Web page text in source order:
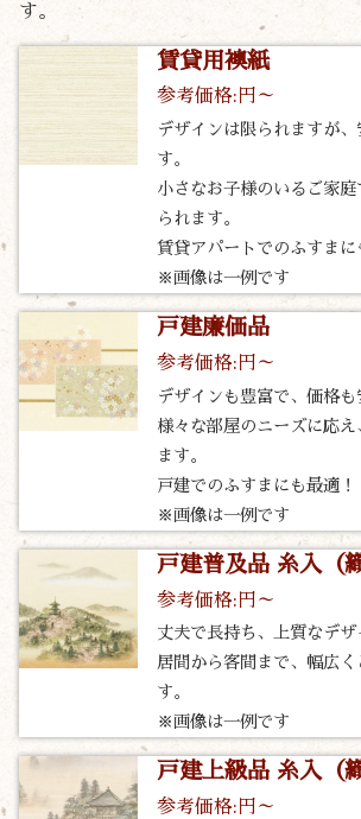
す。
賃貸用襖紙
参考価格:円～
デザインは限られますが
す。
小さなお子様のいるご家
られます。
賃貸アパートでのふすまに
※画像は一例です
戸建廉価品
参考価格:円～
デザインも豊富で、価格も
様々な部屋のニーズに応
ます。
戸建でのふすまにも最適！
※画像は一例です
戸建普及品 糸入（
参考価格:円～
丈夫で長持ち、上質なデザ
居間から客間まで、幅広く
す。
※画像は一例です
戸建上級品 糸入（
参考価格:円～